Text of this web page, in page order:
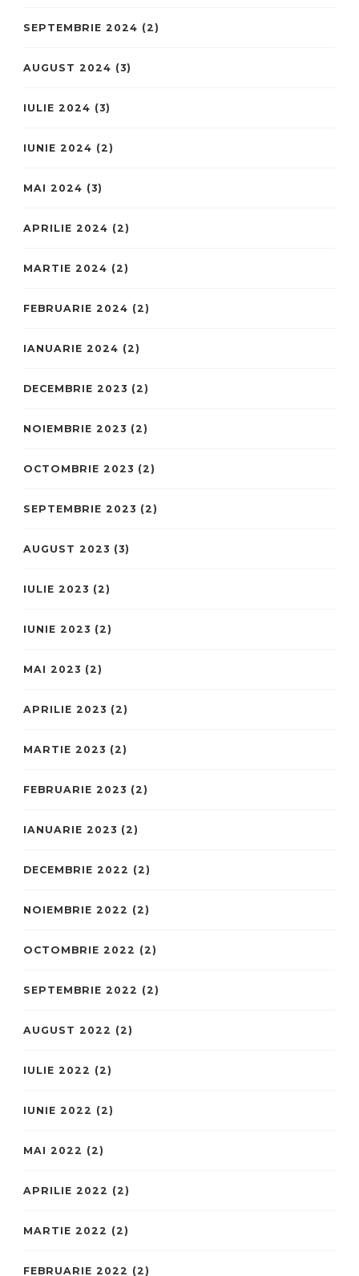
SEPTEMBRIE 2024 (2)
AUGUST 2024 (3)
IULIE 2024 (3)
IUNIE 2024 (2)
MAI 2024 (3)
APRILIE 2024 (2)
MARTIE 2024 (2)
FEBRUARIE 2024 (2)
IANUARIE 2024 (2)
DECEMBRIE 2023 (2)
NOIEMBRIE 2023 (2)
OCTOMBRIE 2023 (2)
SEPTEMBRIE 2023 (2)
AUGUST 2023 (3)
IULIE 2023 (2)
IUNIE 2023 (2)
MAI 2023 (2)
APRILIE 2023 (2)
MARTIE 2023 (2)
FEBRUARIE 2023 (2)
IANUARIE 2023 (2)
DECEMBRIE 2022 (2)
NOIEMBRIE 2022 (2)
OCTOMBRIE 2022 (2)
SEPTEMBRIE 2022 (2)
AUGUST 2022 (2)
IULIE 2022 (2)
IUNIE 2022 (2)
MAI 2022 (2)
APRILIE 2022 (2)
MARTIE 2022 (2)
FEBRUARIE 2022 (2)